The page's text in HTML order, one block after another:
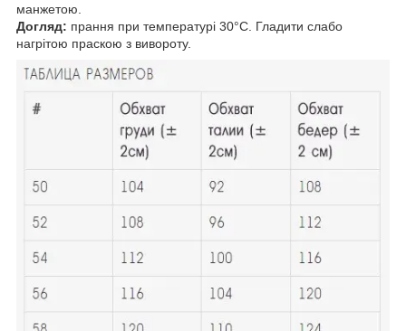
манжетою.
Догляд: прання при температурі 30°C. Гладити слабо
нагрітою праскою з вивороту.